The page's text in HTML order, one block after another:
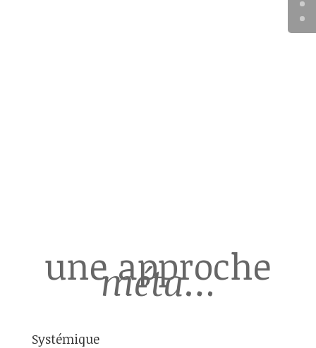
une approche
méta…
Systémique